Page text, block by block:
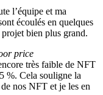
l’équipe et ma
écoulés en quelques
bien plus grand.
price
très faible de NFT
%. Cela souligne la
nos NFT et je les en